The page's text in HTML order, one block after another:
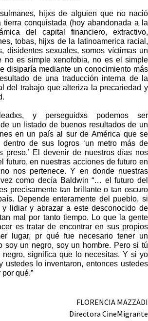
hijxs de alguien que no nació
conquistada (hoy abandonada a la
del capital financiero, extractivo,
tobas, hijxs de la latinoamerica racial,
disidentes sexuales, somos víctimas un
no es simple xenofobia, no es el simple
disiparía mediante un conocimiento más
de una traducción interna de la
del trabajo que alteriza la precariedad y
y perseguidxs podemos ser
un listado de buenos resultados de un
en un país al sur de América que se
de sus logros ‘un metro más de
preso.’ El devenir de nuestros días nos
futuro, en nuestras acciones de futuro en
nos pertenece. Y en donde nuestras
como decía Baldwin “… el futuro del
precisamente tan brillante o tan oscuro
Depende enteramente del pueblo, si
lidiar y abrazar a este desconocido de
mal por tanto tiempo. Lo que la gente
es tratar de encontrar en sus propios
lugar, pr qué fue necesario tener un
soy un negro, soy un hombre. Pero si tú
significa que lo necesitas. Y si yo
ustedes lo inventaron, entonces ustedes
qué.”
FLORENCIA MAZZADI
Directora CineMigrante